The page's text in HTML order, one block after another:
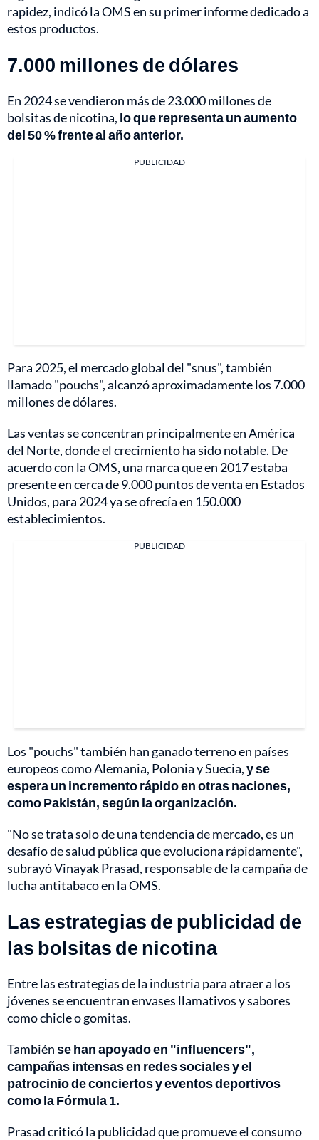
rapidez, indicó la OMS en su primer informe dedicado a
estos productos.
7.000 millones de dólares
En 2024 se vendieron más de 23.000 millones de
bolsitas de nicotina, lo que representa un aumento
del 50 % frente al año anterior.
PUBLICIDAD
Para 2025, el mercado global del "snus", también
llamado "pouchs", alcanzó aproximadamente los 7.000
millones de dólares.
Las ventas se concentran principalmente en América
del Norte, donde el crecimiento ha sido notable. De
acuerdo con la OMS, una marca que en 2017 estaba
presente en cerca de 9.000 puntos de venta en Estados
Unidos, para 2024 ya se ofrecía en 150.000
establecimientos.
PUBLICIDAD
Los "pouchs" también han ganado terreno en países
europeos como Alemania, Polonia y Suecia,y se
espera un incremento rápido en otras naciones,
como Pakistán, según la organización.
"No se trata solo de una tendencia de mercado, es un
desafío de salud pública que evoluciona rápidamente",
subrayó Vinayak Prasad, responsable de la campaña de
lucha antitabaco en la OMS.
Las estrategias de publicidad de
las bolsitas de nicotina
Entre las estrategias de la industria para atraer a los
jóvenes se encuentran envases llamativos y sabores
como chicle o gomitas.
Tambiénse han apoyado en "influencers",
campañas intensas en redes sociales y el
patrocinio de conciertos y eventos deportivos
como la Fórmula 1.
Prasad criticó la publicidad que promueve el consumo